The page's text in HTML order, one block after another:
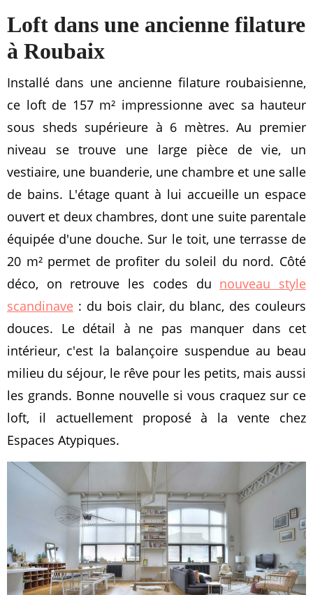
Loft dans une ancienne filature
à Roubaix
Installé dans une ancienne filature roubaisienne,
ce loft de 157 m² impressionne avec sa hauteur
sous sheds supérieure à 6 mètres. Au premier
niveau se trouve une large pièce de vie, un
vestiaire, une buanderie, une chambre et une salle
de bains. L'étage quant à lui accueille un espace
ouvert et deux chambres, dont une suite parentale
équipée d'une douche. Sur le toit, une terrasse de
20 m² permet de profiter du soleil du nord. Côté
déco, on retrouve les codes du nouveau style
scandinave : du bois clair, du blanc, des couleurs
douces. Le détail à ne pas manquer dans cet
intérieur, c'est la balançoire suspendue au beau
milieu du séjour, le rêve pour les petits, mais aussi
les grands. Bonne nouvelle si vous craquez sur ce
loft, il actuellement proposé à la vente chez
Espaces Atypiques.